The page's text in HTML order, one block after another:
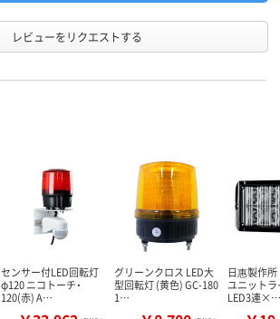
レビューをリクエストする
センサー付LED回転灯
φ120 ニコトーチ・
120(赤) A…
グリーンクロス LED大
型回転灯 (黄色) GC-180
1…
日惠製作
ユニット
LED3連×…